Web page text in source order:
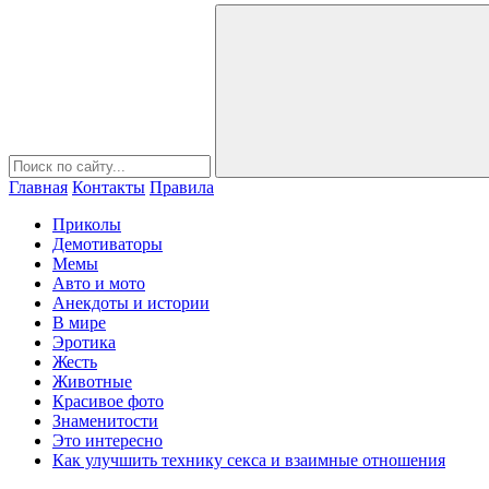
Главная Контакты Правила
Приколы
Демотиваторы
Мемы
Авто и мото
Анекдоты и истории
В мире
Эротика
Жесть
Животные
Красивое фото
Знаменитости
Это интересно
Как улучшить технику секса и взаимные отношения